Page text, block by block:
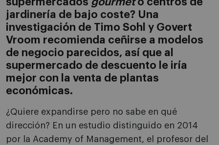
jardinería de bajo coste? Una
investigación de Timo Sohl y Govert
Vroom recomienda ceñirse a modelos
de negocio parecidos, así que al
supermercado de descuento le iría
mejor con la venta de plantas
económicas.
¿Quiere expandirse pero no sabe en qué
dirección? En un estudio distinguido en 2014
por la Academy of Management, el profesor del